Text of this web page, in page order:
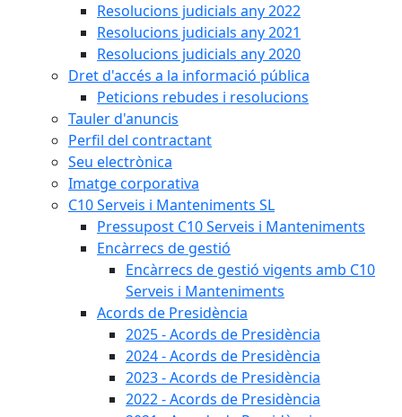
Resolucions judicials any 2022
Resolucions judicials any 2021
Resolucions judicials any 2020
Dret d'accés a la informació pública
Peticions rebudes i resolucions
Tauler d'anuncis
Perfil del contractant
Seu electrònica
Imatge corporativa
C10 Serveis i Manteniments SL
Pressupost C10 Serveis i Manteniments
Encàrrecs de gestió
Encàrrecs de gestió vigents amb C10
Serveis i Manteniments
Acords de Presidència
2025 - Acords de Presidència
2024 - Acords de Presidència
2023 - Acords de Presidència
2022 - Acords de Presidència